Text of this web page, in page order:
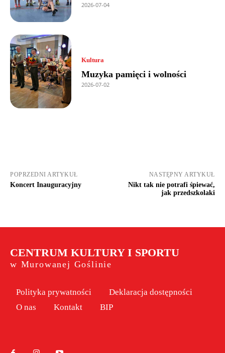
2026-07-04
Kultura
Muzyka pamięci i wolności
2026-07-02
POPRZEDNI ARTYKUŁ
Koncert Inauguracyjny
NASTĘPNY ARTYKUŁ
Nikt tak nie potrafi śpiewać,
jak przedszkolaki
CENTRUM KULTURY I SPORTU
w Murowanej Goślinie
Polityka prywatności
Deklaracja dostępności
O nas
Kontakt BIP